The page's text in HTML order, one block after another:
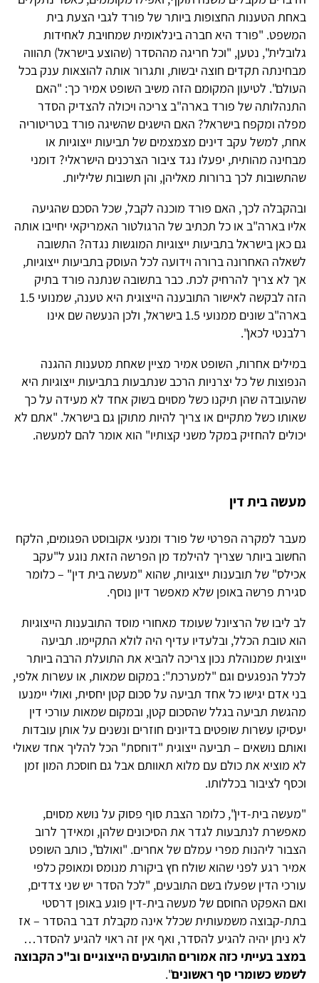
באחת הטענות החצופות ביותר של פורד לגבי הצעת בית
המשפט. "פורד היא חברה בינלאומית שמחויבת לאחידות
גלובלית", נטען, "וכל חריגה מההסדר (שהוצע בישראל) תהווה
מבחינתה תקדים חוצה יבשות, ותגרור אותה להוצאות ענק בכל
העולם". לטיעון המקומם הזה משיב השופט אמיר כך: "האם
התנהלותה של פורד בארה"ב צריכה ויכולה להצדיק הסדר
מפלה ומקפח בישראל? האם הישגים שהשיגה פורד בטריטוריה
אחת, למשל עקב דינים מצמצמים של תביעות ייצוגיות או
מבחינה מהותית, יפעלו נגד ציבור הצרכנים הישראלי? דומני
שהתשובות לכך ברורות מאליהן, והן תשובות שליליות.
ובהקבלה לכך, האם פורד מוכנה לקבל, שכל הסכם שהגיעה
אליו בארה"ב או כל תכתיב של הרגולטור האמריקאי יחייבו אותה
גם כאן בישראל בתביעות ייצוגיות המוגשות נגדה? התשובה
לשאלה האחרונה ברורה וידועה לכל העוסק בתביעות ייצוגיות,
אך לא צריך להרחיק לכת. כבר בתשובה שנתנה פורד בתיק
הזה לבקשה לאישור התובענה הייצוגית היא טענה, שמנועי 1.5
בארה"ב שונים ממנועי 1.5 בישראל, ולכן הנעשה שם אינו
רלבנטי לכאן".
במילים אחרות, השופט אמיר מציין שאחת מטענות ההגנה
הנפוצות של כל יצרניות הרכב שנתבעות בתביעות ייצוגיות היא
שהעובדה שהן תיקנו כשל מסוים בשוק אחד לא מעידה על כך
שאותו כשל מתקיים או צריך להיות מתוקן גם בישראל. "אתם לא
יכולים להחזיק במקל משני קצותיו" הוא אומר להם למעשה.
מעשה בית דין
מעבר למקרה הפרטי של פורד ומנעי אקובוסט הפגומים, הלקח
החשוב ביותר שצריך להילמד מן הפרשה הזאת נוגע ל"עקב
אכילס" של תובענות ייצוגיות, שהוא "מעשה בית דין" – כלומר
סגירת פרשה באופן שלא מאפשר דיון נוסף.
לב ליבו של הרציונל שעומד מאחורי מוסד התובענות הייצוגיות
הוא טובת הכלל, ובלעדיו עדיף היה לולא התקיימו. תביעה
ייצוגית שמנוהלת נכון צריכה להביא את התועלת הרבה ביותר
לכלל הנפגעים וגם "למערכת": במקום שמאות, או עשרות אלפי,
בני אדם יגישו כל אחד תביעה על סכום קטן יחסית, ואולי יימנעו
מהגשת תביעה בגלל שהסכום קטן, ובמקום שמאות עורכי דין
יעסיקו עשרות שופטים בדיונים חוזרים ונשנים על אותן עובדות
ואותם נושאים – תביעה ייצוגית "דוחסת" הכל להליך אחד שאולי
לא מוציא את כולם עם מלוא תאוותם אבל גם חוסכת המון זמן
וכסף לציבור בכללותו.
"מעשה בית-דין", כלומר הצבת סוף פסוק על נושא מסוים,
מאפשרת לנתבעות לגדר את הסיכונים שלהן, ומאידך לרוב
הצבור ליהנות מפרי עמלם של אחרים. "ואולם", כותב השופט
אמיר רגע לפני שהוא שולח חץ ביקורת מנומס ומאופק כלפי
עורכי הדין שפעלו בשם התובעים, "לכל הסדר יש שני צדדים,
ואם האפקט החוסם של מעשה בית-דין פוגע באופן דרסטי
בתת-קבוצה משמעותית שכלל אינה מקבלת דבר בהסדר – אז
לא ניתן יהיה להגיע להסדר, ואף אין זה ראוי להגיע להסדר…
במצב בעייתי כזה אמורים התובעים הייצוגיים וב"כ הקבוצה
לשמש כשומרי סף ראשונים".